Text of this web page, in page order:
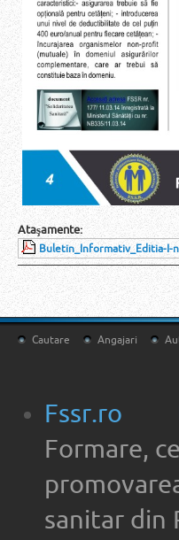
Ataşamente:
Buletin_Informativ_Editia-I-
Cautare Angajari
Fssr.ro
Formare,
sanitar din